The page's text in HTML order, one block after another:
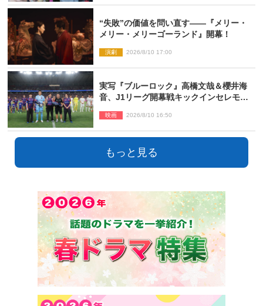
“失敗”の価値を問い直す――『メリー・
メリー・メリーゴーランド』開幕！
演劇 2026/8/10 17:00
実写『ブルーロック』高橋文哉＆櫻井海
音、J1リーグ開幕戦キックインセレモニ
映画 2026/8/10 16:50
もっと見る